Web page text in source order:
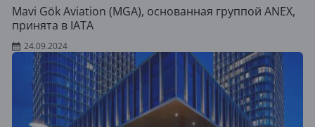
Mavi Gök Aviation (MGA), основанная группой ANEX,
принята в IATA
24.09.2024